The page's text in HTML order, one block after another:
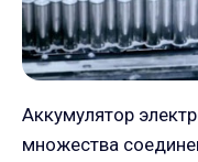
Аккумулятор
множества